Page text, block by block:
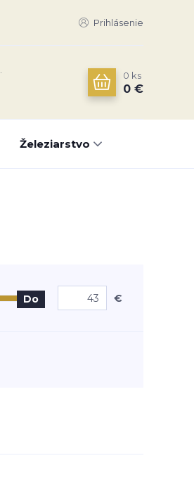
Prihlásenie
0 ks
0 €
Železiarstvo
Do €